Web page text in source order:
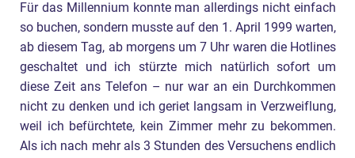
Für das Millennium konnte man allerdings nicht einfach
so buchen, sondern musste auf den 1. April 1999 warten,
ab diesem Tag, ab morgens um 7 Uhr waren die Hotlines
geschaltet und ich stürzte mich natürlich sofort um
diese Zeit ans Telefon – nur war an ein Durchkommen
nicht zu denken und ich geriet langsam in Verzweiflung,
weil ich befürchtete, kein Zimmer mehr zu bekommen.
Als ich nach mehr als 3 Stunden des Versuchens endlich